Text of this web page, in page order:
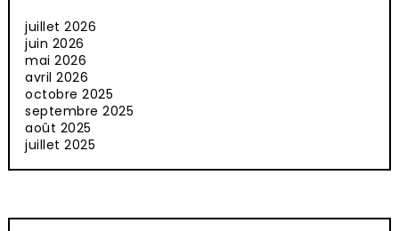
juillet 2026
juin 2026
mai 2026
avril 2026
octobre 2025
septembre 2025
août 2025
juillet 2025